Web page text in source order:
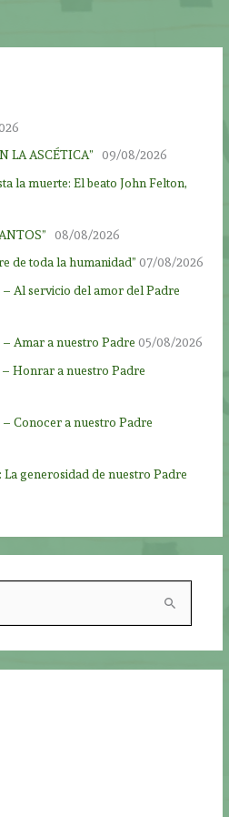
LA ASCÉTICA”
09/08/2026
la muerte: El beato John Felton,
08/08/2026
de toda la humanidad” 07/08/2026
Al servicio del amor del Padre
Amar a nuestro Padre 05/08/2026
Honrar a nuestro Padre
Conocer a nuestro Padre
generosidad de nuestro Padre